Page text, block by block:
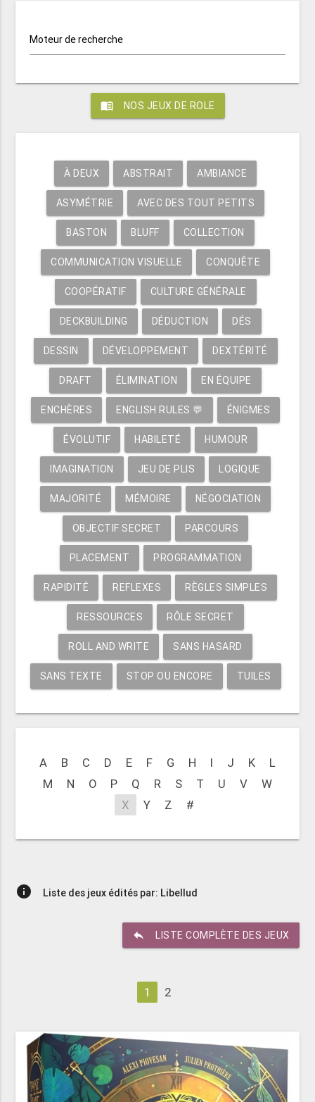
Moteur de recherche
menu_book NOS JEUX DE ROLE
À DEUX ABSTRAIT AMBIANCE
ASYMÉTRIE AVEC DES TOUT PETITS
BASTON BLUFF COLLECTION
COMMUNICATION VISUELLE CONQUÊTE
COOPÉRATIF CULTURE GÉNÉRALE
DECKBUILDING DÉDUCTION DÉS
DESSIN DÉVELOPPEMENT DEXTÉRITÉ
DRAFT ÉLIMINATION EN ÉQUIPE
ENCHÈRES ENGLISH RULES 💬 ÉNIGMES
ÉVOLUTIF HABILETÉ HUMOUR
IMAGINATION JEU DE PLIS LOGIQUE
MAJORITÉ MÉMOIRE NÉGOCIATION
OBJECTIF SECRET PARCOURS
PLACEMENT PROGRAMMATION
RAPIDITÉ REFLEXES RÈGLES SIMPLES
RESSOURCES RÔLE SECRET
ROLL AND WRITE SANS HASARD
SANS TEXTE STOP OU ENCORE TUILES
A B C D E F G H I J K
L
M
N O P Q R S T U V
W
X
Y Z #
info Liste des jeux édités par: Libellud
reply LISTE COMPLÈTE DES JEUX
1 2